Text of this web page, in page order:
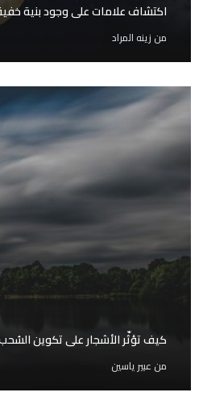
اكتشاف علامات على وجود بنية
من زينه المراد
كيف تؤثّر الأشجار على تكوين
من عبير ياسين